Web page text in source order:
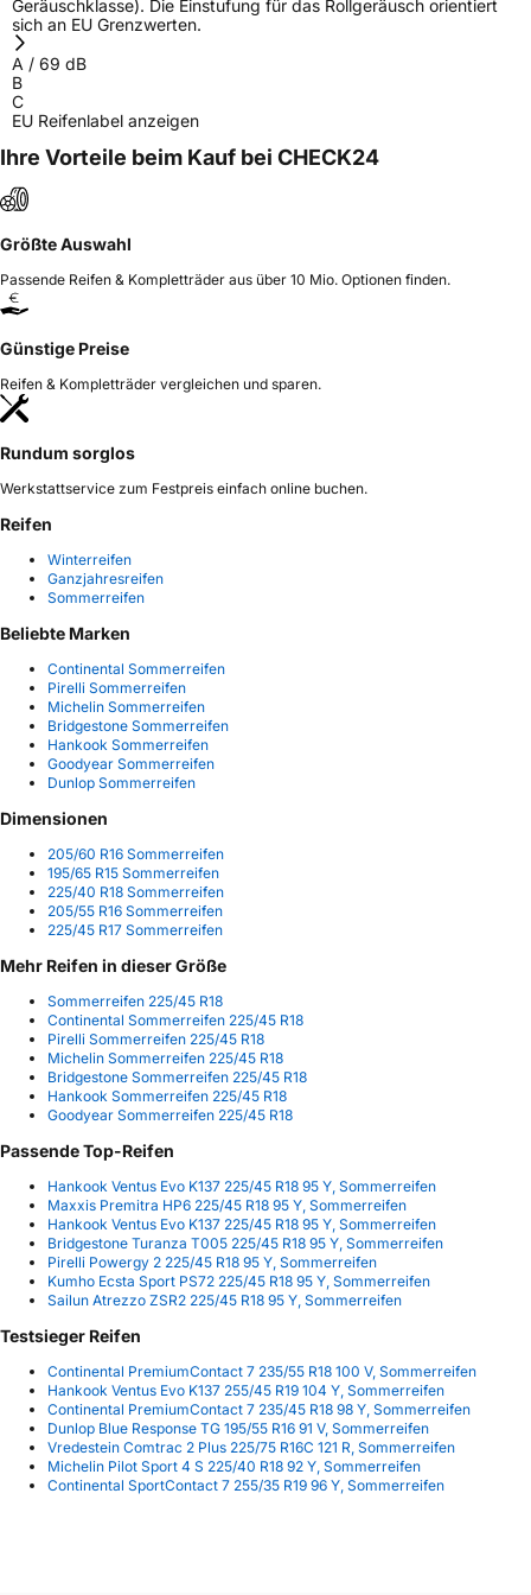
Geräuschklasse). Die Einstufung für das Rollgeräusch orientiert
sich an EU Grenzwerten.
A / 69 dB
B
C
EU Reifenlabel anzeigen
Ihre Vorteile beim Kauf bei CHECK24
Größte Auswahl
Passende Reifen & Kompletträder aus über 10 Mio. Optionen finden.
Günstige Preise
Reifen & Kompletträder vergleichen und sparen.
Rundum sorglos
Werkstattservice zum Festpreis einfach online buchen.
Reifen
Winterreifen
Ganzjahresreifen
Sommerreifen
Beliebte Marken
Continental Sommerreifen
Pirelli Sommerreifen
Michelin Sommerreifen
Bridgestone Sommerreifen
Hankook Sommerreifen
Goodyear Sommerreifen
Dunlop Sommerreifen
Dimensionen
205/60 R16 Sommerreifen
195/65 R15 Sommerreifen
225/40 R18 Sommerreifen
205/55 R16 Sommerreifen
225/45 R17 Sommerreifen
Mehr Reifen in dieser Größe
Sommerreifen 225/45 R18
Continental Sommerreifen 225/45 R18
Pirelli Sommerreifen 225/45 R18
Michelin Sommerreifen 225/45 R18
Bridgestone Sommerreifen 225/45 R18
Hankook Sommerreifen 225/45 R18
Goodyear Sommerreifen 225/45 R18
Passende Top-Reifen
Hankook Ventus Evo K137 225/45 R18 95 Y, Sommerreifen
Maxxis Premitra HP6 225/45 R18 95 Y, Sommerreifen
Hankook Ventus Evo K137 225/45 R18 95 Y, Sommerreifen
Bridgestone Turanza T005 225/45 R18 95 Y, Sommerreifen
Pirelli Powergy 2 225/45 R18 95 Y, Sommerreifen
Kumho Ecsta Sport PS72 225/45 R18 95 Y, Sommerreifen
Sailun Atrezzo ZSR2 225/45 R18 95 Y, Sommerreifen
Testsieger Reifen
Continental PremiumContact 7 235/55 R18 100 V, Sommerreifen
Hankook Ventus Evo K137 255/45 R19 104 Y, Sommerreifen
Continental PremiumContact 7 235/45 R18 98 Y, Sommerreifen
Dunlop Blue Response TG 195/55 R16 91 V, Sommerreifen
Vredestein Comtrac 2 Plus 225/75 R16C 121 R, Sommerreifen
Michelin Pilot Sport 4 S 225/40 R18 92 Y, Sommerreifen
Continental SportContact 7 255/35 R19 96 Y, Sommerreifen